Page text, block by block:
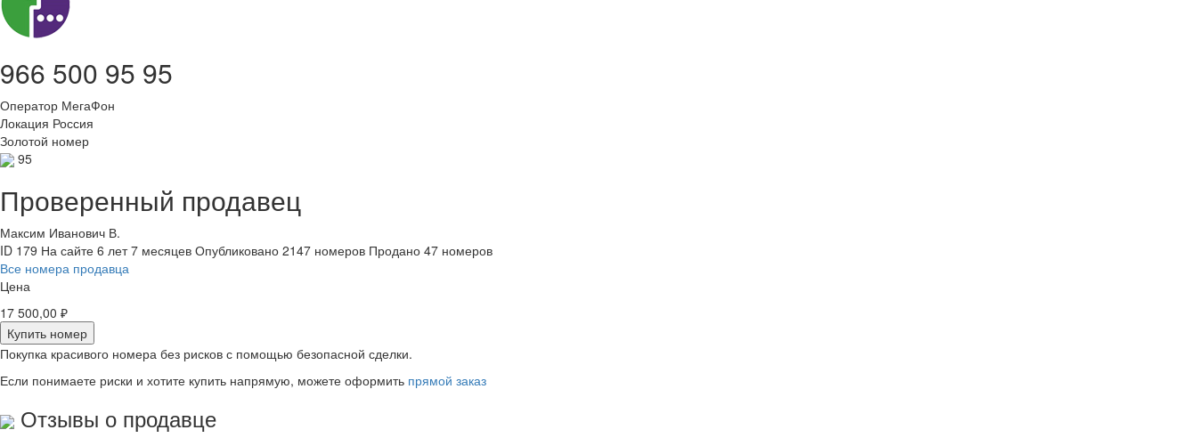
966 500 95 95
Оператор МегаФон
Локация Россия
Золотой номер
95
Проверенный продавец
Максим Иванович В.
ID 179 На сайте 6 лет 7 месяцев Опубликовано 2147 номеров Продано 47 номеров
Все номера продавца
Цена
17 500,00 ₽
Купить номер
Покупка красивого номера без рисков с помощью безопасной сделки.
Если понимаете риски и хотите купить напрямую, можете оформить прямой заказ
Отзывы о продавце